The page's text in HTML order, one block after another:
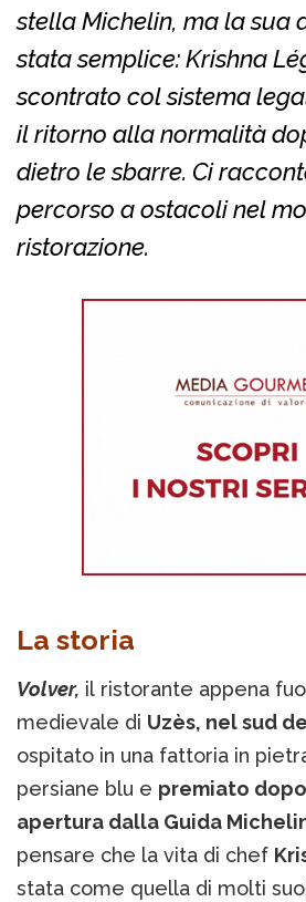
stella Michelin, ma la sua
stata semplice: Krishna
scontrato col sistema
il ritorno alla normalità
dietro le sbarre. Ci
percorso a ostacoli nel
ristorazione.
La storia
Volver, il ristorante appena
medievale di Uzès, nel sud
ospitato in una fattoria in
persiane blu e premiato
apertura dalla Guida
pensare che la vita di chef
stata come quella di molti